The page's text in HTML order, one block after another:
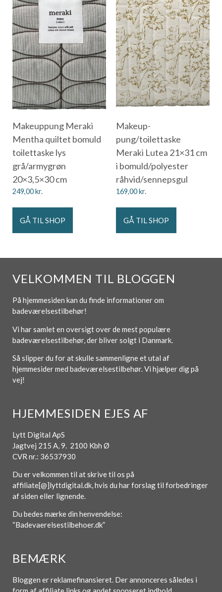
Makeuppung Meraki
Mentha quiltet bomuld
toilettaske lys
grå/armygrøn
20×3,5×30 cm
249,00kr.
GÅ TIL SHOP
Makeup-
pung/toilettaske
Meraki Lutea 21×31 cm
i bomuld/polyester
råhvid/sennepsgul
169,00kr.
GÅ TIL SHOP
VELKOMMEN TIL BLOGGEN
På hjemmesiden kan du finde informationer om
badeværelsestilbehør!
Vi har samlet en oversigt over de mest populære
badeværelsestilbehør, der bliver solgt i Danmark.
Så slipper du for at skulle sammenligne et utal af
hjemmesider med badeværelsestilbehør. Vi hjælper dig på
vej!
HJEMMESIDEN EJES AF
Lytt Digital ApS
Jagtvej 215 A, 9. 2100 Kbh Ø
CVR nr.: 36537930
Du er velkommen til at skrive til os på
affiliate[@]lyttdigital.dk, hvis du har forslag til forbedringer
af siden eller lignende.
Du bedes mærke din henvendelse:
“Badevaerelsestilbehoer.dk”
BEMÆRK
Bloggen er reklamefinansieret. Der annonceres således i